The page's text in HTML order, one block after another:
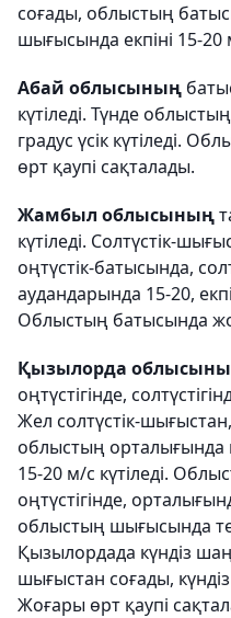
соғады, облыстың
шығысында екпіні 15-20
Абай облысының
күтіледі. Түнде
градус үсік күтіледі.
өрт қаупі сақталады.
Жамбыл облысының
күтіледі. Солтүстік-
оңтүстік-батысында,
аудандарында 15-20,
Облыстың батысында
Қызылорда
оңтүстігінде,
Жел солтүстік-
облыстың орталығында
15-20 м/с күтіледі.
оңтүстігінде,
облыстың шығысында
Қызылордада күндіз
шығыстан соғады, күндіз
Жоғары өрт қаупі